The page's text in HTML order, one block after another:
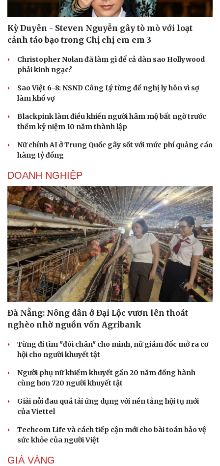
Cải chính
Kỳ Duyên - Steven Nguyễn gây tò mò với loạt
cảnh táo bạo trong Chị chị em em 3
Christopher Nolan đã làm gì để cả dàn sao Hollywood
phải kinh ngạc?
Sao Việt 6-8: NSND Công Lý từng đề nghị ly hôn vì sợ
làm khổ vợ
Blackpink làm điều khiến người hâm mộ bất ngờ trước
thềm kỷ niệm 10 năm thành lập
Nữ chính AI ở Trung Quốc gây sốt với mức phí quảng cáo
hàng tỷ đồng
DOANH NGHIỆP
Đà Nẵng: Nông dân ở Đại Lộc vươn lên thoát
nghèo nhờ nguồn vốn Agribank
Từng đi tìm "đôi chân" cho mình, nữ giám đốc mở ra cơ
hội cho người khuyết tật
Người phụ nữ khiếm khuyết gần 20 năm đồng hành
cùng hơn 720 người khuyết tật
Giải nỗi đau quá tải ứng dụng với nền tảng hội tụ mới
của Viettel
Techcom Life và cách tiếp cận mới cho bài toán bảo vệ
sức khỏe của người Việt
GIÁ VÀNG